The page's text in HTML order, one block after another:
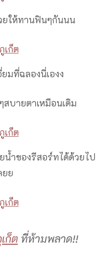
ยให้ทานฟินๆกันนน
มที่ฉลองนี่เองง
บายตาเหมือนเดิม
น้ำของรีสอร์ทได้ด้วยไป
ยย
ก็ต ที่ห้ามพลาด!!